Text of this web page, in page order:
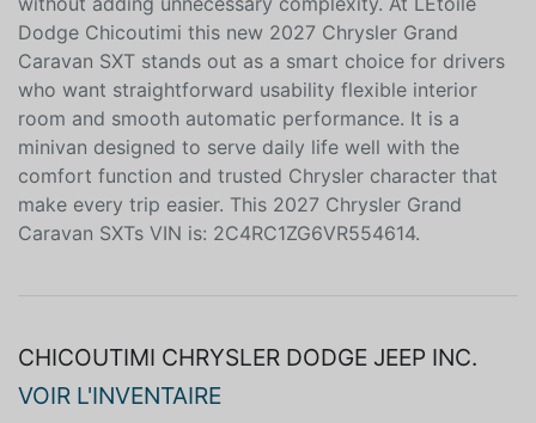
new vehicle. Its Black exterior adds timeless style and
its practical minivan design fits real family needs
without adding unnecessary complexity. At LÉtoile
Dodge Chicoutimi this new 2027 Chrysler Grand
Caravan SXT stands out as a smart choice for drivers
who want straightforward usability flexible interior
room and smooth automatic performance. It is a
minivan designed to serve daily life well with the
comfort function and trusted Chrysler character that